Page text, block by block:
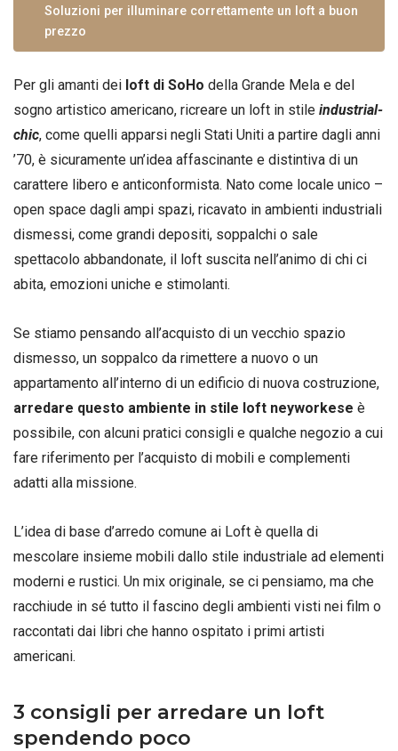
Soluzioni per illuminare correttamente un loft a buon
prezzo
Per gli amanti dei loft di SoHo della Grande Mela e del
sogno artistico americano, ricreare un loft in stile industrial-
chic, come quelli apparsi negli Stati Uniti a partire dagli anni
’70, è sicuramente un’idea affascinante e distintiva di un
carattere libero e anticonformista. Nato come locale unico –
open space dagli ampi spazi, ricavato in ambienti industriali
dismessi, come grandi depositi, soppalchi o sale
spettacolo abbandonate, il loft suscita nell’animo di chi ci
abita, emozioni uniche e stimolanti.
Se stiamo pensando all’acquisto di un vecchio spazio
dismesso, un soppalco da rimettere a nuovo o un
appartamento all’interno di un edificio di nuova costruzione,
arredare questo ambiente in stile loft neyworkese è
possibile, con alcuni pratici consigli e qualche negozio a cui
fare riferimento per l’acquisto di mobili e complementi
adatti alla missione.
L’idea di base d’arredo comune ai Loft è quella di
mescolare insieme mobili dallo stile industriale ad elementi
moderni e rustici. Un mix originale, se ci pensiamo, ma che
racchiude in sé tutto il fascino degli ambienti visti nei film o
raccontati dai libri che hanno ospitato i primi artisti
americani.
3 consigli per arredare un loft
spendendo poco